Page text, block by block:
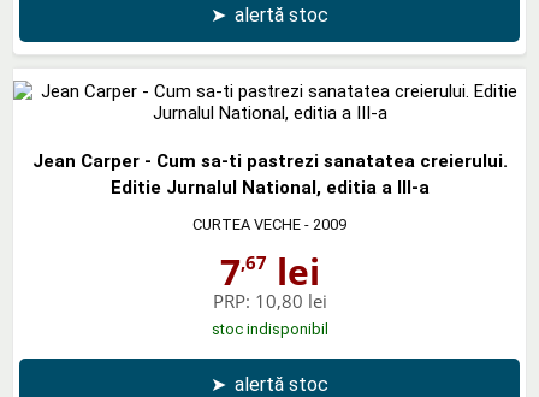
➤ alertă stoc
Jean Carper - Cum sa-ti pastrezi sanatatea creierului.
Editie Jurnalul National, editia a III-a
CURTEA VECHE - 2009
7,67lei
PRP: 10,80 lei
stoc indisponibil
➤ alertă stoc